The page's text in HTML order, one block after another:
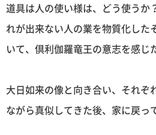
道具は人の使い様は、どう使うか
れが出来ない人の業を物質化し
いて、倶利伽羅竜王の意志を感じ
大日如来の像と向き合い、それぞ
ながら真似してきた後、家に戻っ